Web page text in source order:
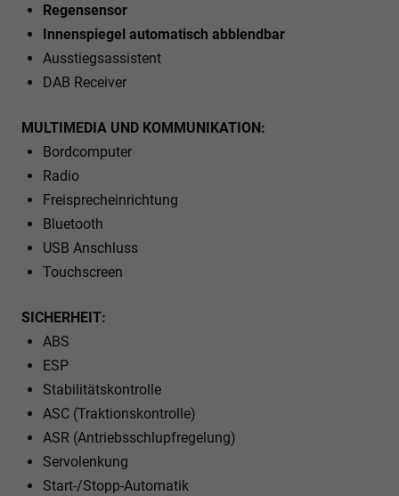
Regensensor
Innenspiegel automatisch abblendbar
Ausstiegsassistent
DAB Receiver
MULTIMEDIA UND KOMMUNIKATION:
Bordcomputer
Radio
Freisprecheinrichtung
Bluetooth
USB Anschluss
Touchscreen
SICHERHEIT:
ABS
ESP
Stabilitätskontrolle
ASC (Traktionskontrolle)
ASR (Antriebsschlupfregelung)
Servolenkung
Start-/Stopp-Automatik